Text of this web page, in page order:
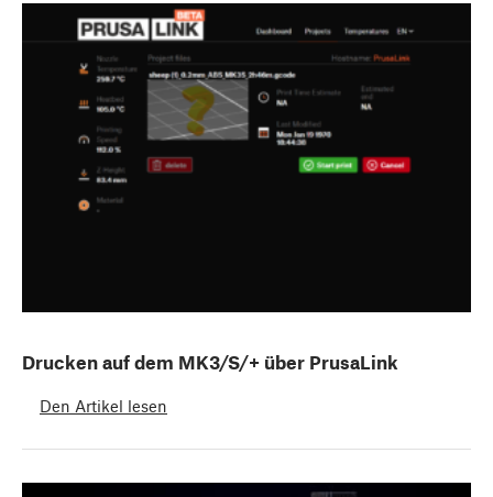
Drucken auf dem MK3/S/+ über PrusaLink
Den Artikel lesen